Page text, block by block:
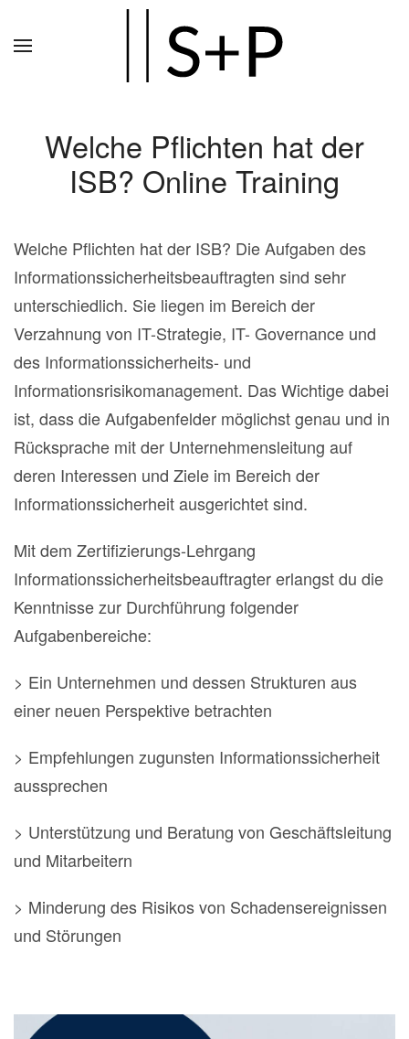
Welche Pflichten hat der
ISB? Online Training
Welche Pflichten hat der ISB? Die Aufgaben des
Informationssicherheitsbeauftragten sind sehr
unterschiedlich. Sie liegen im Bereich der
Verzahnung von IT-Strategie, IT- Governance und
des Informationssicherheits- und
Informationsrisikomanagement. Das Wichtige dabei
ist, dass die Aufgabenfelder möglichst genau und in
Rücksprache mit der Unternehmensleitung auf
deren Interessen und Ziele im Bereich der
Informationssicherheit ausgerichtet sind.
Mit dem Zertifizierungs-Lehrgang
Informationssicherheitsbeauftragter erlangst du die
Kenntnisse zur Durchführung folgender
Aufgabenbereiche:
> Ein Unternehmen und dessen Strukturen aus
einer neuen Perspektive betrachten
> Empfehlungen zugunsten Informationssicherheit
aussprechen
> Unterstützung und Beratung von Geschäftsleitung
und Mitarbeitern
> Minderung des Risikos von Schadensereignissen
und Störungen